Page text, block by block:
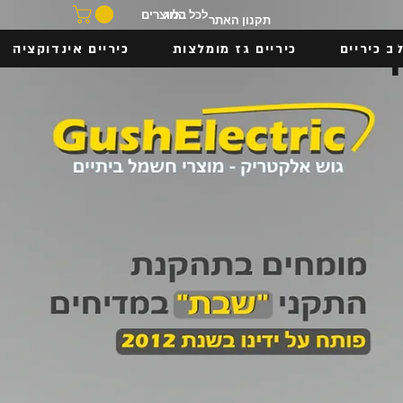
בלוג
לכל המוצרים
כיריים כיריים גז מומלצות כיריים אינדוקציה
תקנון האתר